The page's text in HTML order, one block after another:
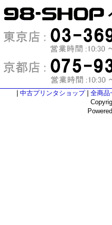
中古プリンタショップ| 全商品